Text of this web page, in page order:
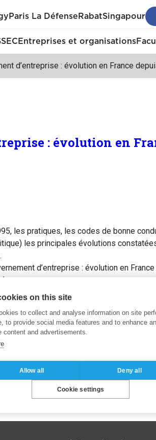
Paris La Défense RabatSingapour
Entreprises et organisations
d’entreprise : évolution en France
: évolution en
les pratiques, les codes de bonne
les principales évolutions
d’entreprise : évolution en
on this site
to collect and analyse information on site
to provide social media features and to enhance
content and advertisements.
Allow all Deny all
Cookie settings